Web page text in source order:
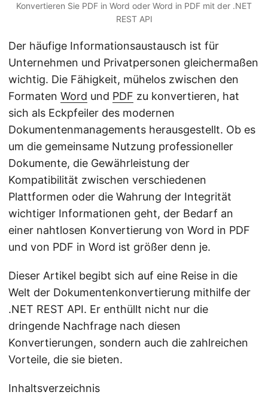
Konvertieren Sie PDF in Word oder Word in PDF mit der .NET
REST API
Der häufige Informationsaustausch ist für
Unternehmen und Privatpersonen gleichermaßen
wichtig. Die Fähigkeit, mühelos zwischen den
Formaten Word und PDF zu konvertieren, hat
sich als Eckpfeiler des modernen
Dokumentenmanagements herausgestellt. Ob es
um die gemeinsame Nutzung professioneller
Dokumente, die Gewährleistung der
Kompatibilität zwischen verschiedenen
Plattformen oder die Wahrung der Integrität
wichtiger Informationen geht, der Bedarf an
einer nahtlosen Konvertierung von Word in PDF
und von PDF in Word ist größer denn je.
Dieser Artikel begibt sich auf eine Reise in die
Welt der Dokumentenkonvertierung mithilfe der
.NET REST API. Er enthüllt nicht nur die
dringende Nachfrage nach diesen
Konvertierungen, sondern auch die zahlreichen
Vorteile, die sie bieten.
Inhaltsverzeichnis